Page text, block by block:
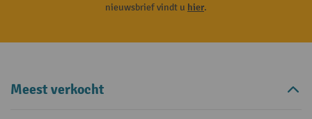
nieuwsbrief vindt u hier.
Meest verkocht